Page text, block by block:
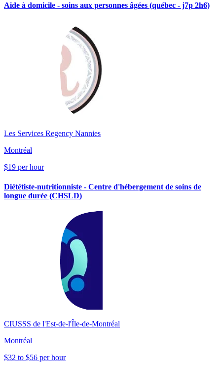
Aide à domicile - soins aux personnes âgées (québec - j7p 2h6)
Les Services Regency Nannies
Montréal
$19 per hour
Diététiste-nutritionniste - Centre d'hébergement de soins de
longue durée (CHSLD)
CIUSSS de l'Est-de-l'Île-de-Montréal
Montréal
$32 to $56 per hour